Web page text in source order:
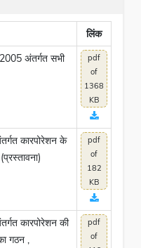
लिंक
अंतर्गत सभी
pdf
of
1368
KB
कारपोरेशन के
pdf
of
182
KB
कारपोरेशन की
गठन ,
pdf
of